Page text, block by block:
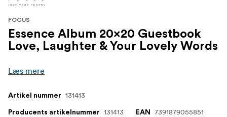
FOCUS
Essence Album 20x20 Guestbook
Love, Laughter & Your Lovely Words
Læs mere
Artikel nummer 131413
Producents artikelnummer 131413 EAN 7391879055851